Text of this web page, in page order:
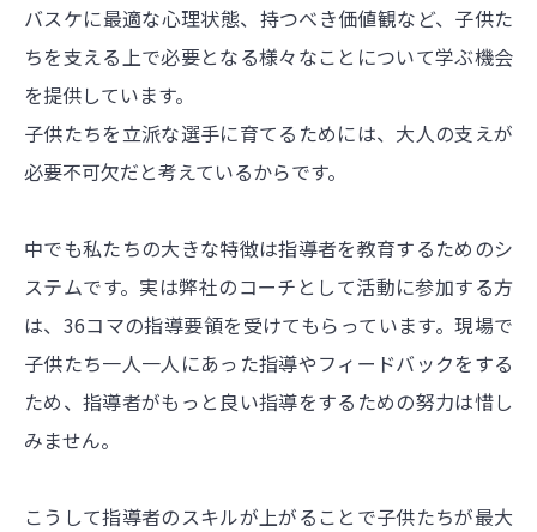
バスケに最適な心理状態、持つべき価値観など、子供た
ちを支える上で必要となる様々なことについて学ぶ機会
を提供しています。
子供たちを立派な選手に育てるためには、大人の支えが
必要不可欠だと考えているからです。
中でも私たちの大きな特徴は指導者を教育するためのシ
ステムです。実は弊社のコーチとして活動に参加する方
は、36コマの指導要領を受けてもらっています。現場で
子供たち一人一人にあった指導やフィードバックをする
ため、指導者がもっと良い指導をするための努力は惜し
みません。
こうして指導者のスキルが上がることで子供たちが最大